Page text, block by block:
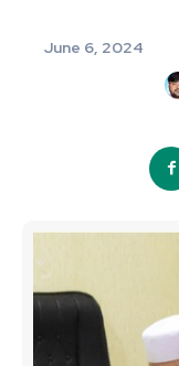
June 6, 2024